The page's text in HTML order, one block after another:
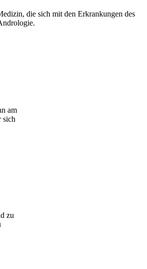
die sich mit den Erkrankungen des
am
sich
zu